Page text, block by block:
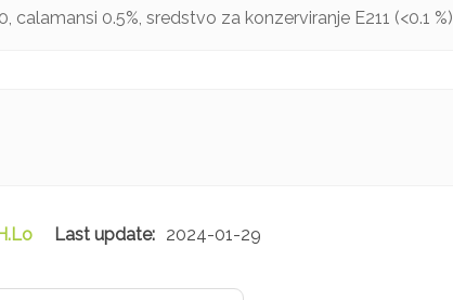
calamansi 0.5%, sredstvo za konzerviranje E211 (<0.1 %)
2024-01-29